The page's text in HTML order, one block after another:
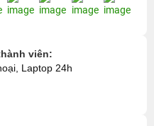
viên:
Laptop 24h